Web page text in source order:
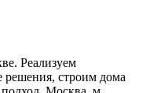
Реализуем
решения, строим дома